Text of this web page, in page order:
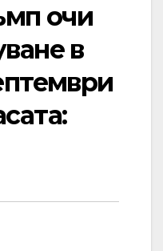
очи
в